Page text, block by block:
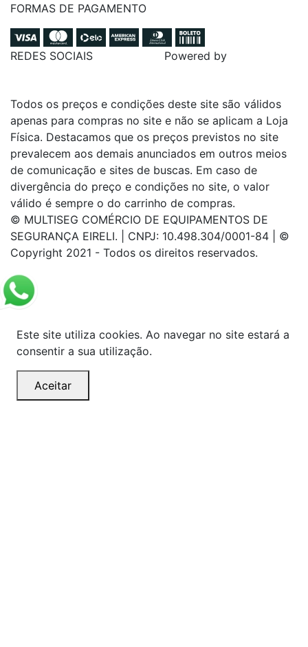
FORMAS DE PAGAMENTO
REDES SOCIAIS Powered by
Todos os preços e condições deste site são válidos
apenas para compras no site e não se aplicam a Loja
Física. Destacamos que os preços previstos no site
prevalecem aos demais anunciados em outros meios
de comunicação e sites de buscas. Em caso de
divergência do preço e condições no site, o valor
válido é sempre o do carrinho de compras.
© MULTISEG COMÉRCIO DE EQUIPAMENTOS DE
SEGURANÇA EIRELI. | CNPJ: 10.498.304/0001-84 | ©
Copyright 2021 - Todos os direitos reservados.
Este site utiliza cookies. Ao navegar no site estará a
consentir a sua utilização.
Aceitar